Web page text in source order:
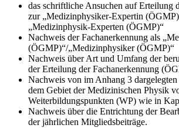
das schriftliche Ansuchen auf Erteilung
zur „Medizinphysiker-Expertin
„Medizinphysik-Experten (ÖGMP)“
Nachweis der Fachanerkennung als
(ÖGMP)“/„Medizinphysiker (ÖGMP)“
Nachweis über Art und Umfang der
der Erteilung der Fachanerkennung
Nachweis von im Anhang 3
dem Gebiet der Medizinischen Physik
Weiterbildungspunkten (WP) wie in
Nachweis über die Entrichtung der
der jährlichen Mitgliedsbeiträge.